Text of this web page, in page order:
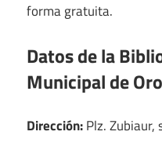
forma gratuita.
Datos de la
Municipal de
Dirección:Plz. Zubiaur,